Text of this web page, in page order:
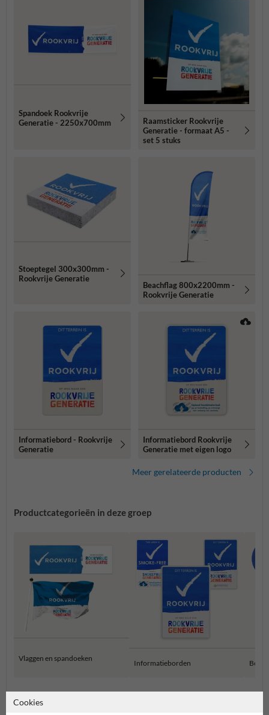
Spandoek Rookvrije
Generatie - 2250x700mm
Raamsticker Rookvrije
Generatie - formaat A5 -
set 5 stuks
Stoeptegel 300x300mm -
Rookvrije Generatie
Beachflag 800x2200mm -
Rookvrije Generatie
Informatiebord - Rookvrije
Generatie
Informatiebord Rookvrije
Generatie met eigen logo
Meer gerelateerde producten
Productcategorieën in deze groep
Vlaggen en spandoeken
Informatieborden
Cookies